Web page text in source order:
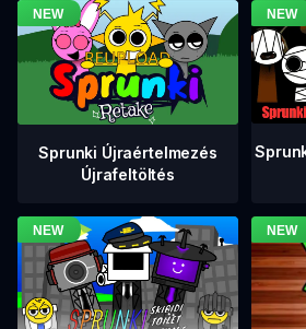
Sprunki Újraértelmezés
Újrafeltöltés